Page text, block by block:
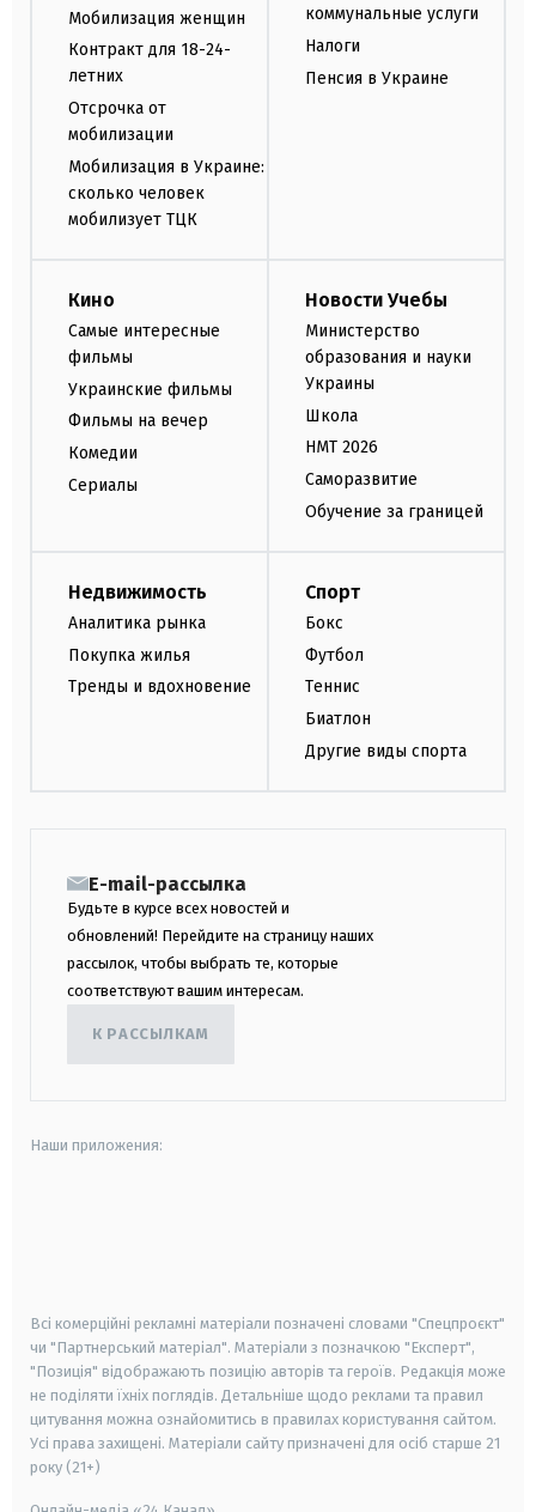
Мобилизация женщин
Контракт для 18-24-
летних
Отсрочка от
мобилизации
Мобилизация в Украине:
сколько человек
мобилизует ТЦК
коммунальные услуги
Налоги
Пенсия в Украине
Кино
Самые интересные
фильмы
Украинские фильмы
Фильмы на вечер
Комедии
Сериалы
Новости Учебы
Министерство
образования и науки
Украины
Школа
НМТ 2026
Саморазвитие
Обучение за границей
Недвижимость
Аналитика рынка
Покупка жилья
Тренды и вдохновение
Спорт
Бокс
Футбол
Теннис
Биатлон
Другие виды спорта
E-mail-рассылка
Будьте в курсе всех новостей и
обновлений! Перейдите на страницу наших
рассылок, чтобы выбрать те, которые
соответствуют вашим интересам.
К РАССЫЛКАМ
Наши приложения:
Всі комерційні рекламні матеріали позначені словами "Спецпроєкт"
чи "Партнерський матеріал". Матеріали з позначкою "Експерт",
"Позиція" відображають позицію авторів та героїв. Редакція може
не поділяти їхніх поглядів. Детальніше щодо реклами та правил
цитування можна ознайомитись в правилах користування сайтом.
Усі права захищені. Матеріали сайту призначені для осіб старше 21
року (21+)